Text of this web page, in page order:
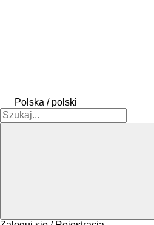
Polska / polski